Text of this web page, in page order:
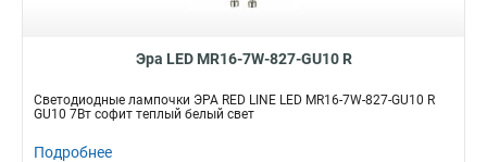
Эра LED MR16-7W-827-GU10 R
Светодиодные лампочки ЭРА RED LINE LED MR16-7W-827-GU10 R
GU10 7Вт софит теплый белый свет
Подробнее